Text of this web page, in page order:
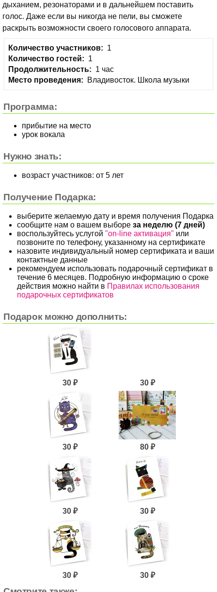
дыханием, резонаторами и в дальнейшем поставить
голос. Даже если вы никогда не пели, вы сможете
раскрыть возможности своего голосового аппарата.
Количество участников: 1
Количество гостей: 1
Продолжительность: 1 час
Место проведения:
Владивосток. Школа музыки
Программа:
прибытие на место
урок вокала
Нужно знать:
возраст участников: от 5 лет
Получение Подарка:
выберите желаемую дату и время получения Подарка
сообщите нам о вашем выборе за неделю (7 дней)
воспользуйтесь услугой "on-line активация" или
позвоните по телефону, указанному на сертификате
назовите индивидуальный номер сертификата и ваши
контактные данные
рекомендуем использовать подарочный сертификат в
течение 6 месяцев. Подробную информацию о сроке
действия можно найти в Правилах использования
подарочных сертификатов
Подарок можно дополнить:
30 ₽ 30 ₽
30 ₽ 80 ₽
30 ₽ 30 ₽
30 ₽ 30 ₽